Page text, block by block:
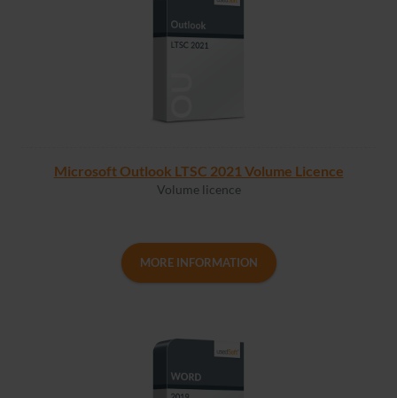
Microsoft Outlook LTSC 2021 Volume Licence
Volume licence
MORE INFORMATION